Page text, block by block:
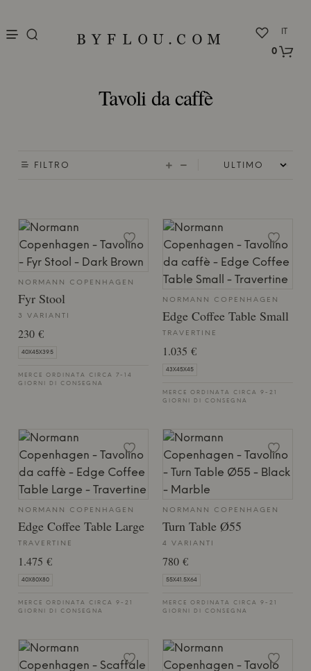
IT
0
Tavoli da caffè
FILTRO
NORMANN COPENHAGEN
Fyr Stool
3 VARIANTI
230 €
40X45X39.5
MERCE ORDINATA CIRCA 7-14
GIORNI DI CONSEGNA
NORMANN COPENHAGEN
Edge Coffee Table Small
TRAVERTINE
1.035 €
43X45X45
MERCE ORDINATA CIRCA 9-21
GIORNI DI CONSEGNA
NORMANN COPENHAGEN
Edge Coffee Table Large
TRAVERTINE
1.475 €
40X80X80
MERCE ORDINATA CIRCA 9-21
GIORNI DI CONSEGNA
NORMANN COPENHAGEN
Turn Table Ø55
4 VARIANTI
780 €
55X41.5X64
MERCE ORDINATA CIRCA 9-21
GIORNI DI CONSEGNA